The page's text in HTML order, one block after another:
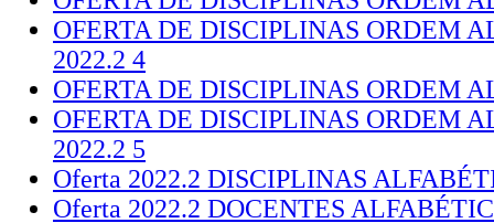
OFERTA DE DISCIPLINAS ORDEM
2022.2 4
OFERTA DE DISCIPLINAS ORDEM
OFERTA DE DISCIPLINAS ORDEM
2022.2 5
Oferta 2022.2 DISCIPLINAS
Oferta 2022.2 DOCENTES